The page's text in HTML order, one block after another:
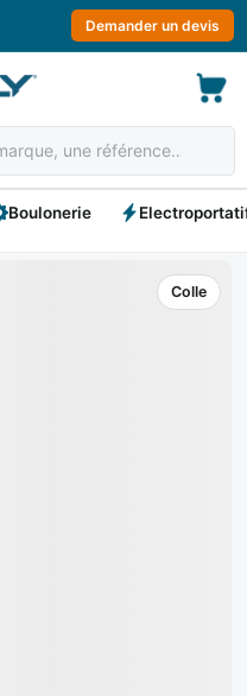
Demander un devis
Boulonerie
Colle